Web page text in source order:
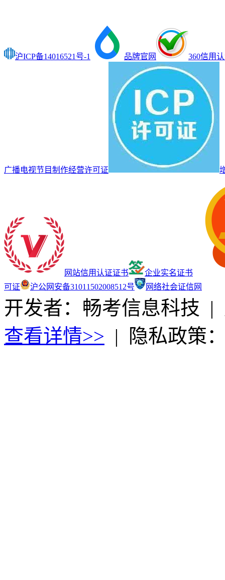
沪ICP备14016521号-1 品牌官网 360信用
广播电视节目制作经营许可证
网站信用认证证书
企业实名证书
可证
沪公网安备31011502008512号 网络社会证信网
开发者：畅考信息科技 |
查看详情>> | 隐私政策